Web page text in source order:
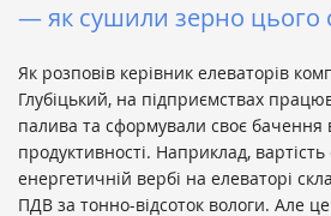
— як сушили зерно цього
Як розповів керівник елеваторів
Глубіцький, на підприємствах
палива та сформували своє бачення
продуктивності. Наприклад,
енергетичній вербі на елеваторі
ПДВ за тонно-відсоток вологи. Але